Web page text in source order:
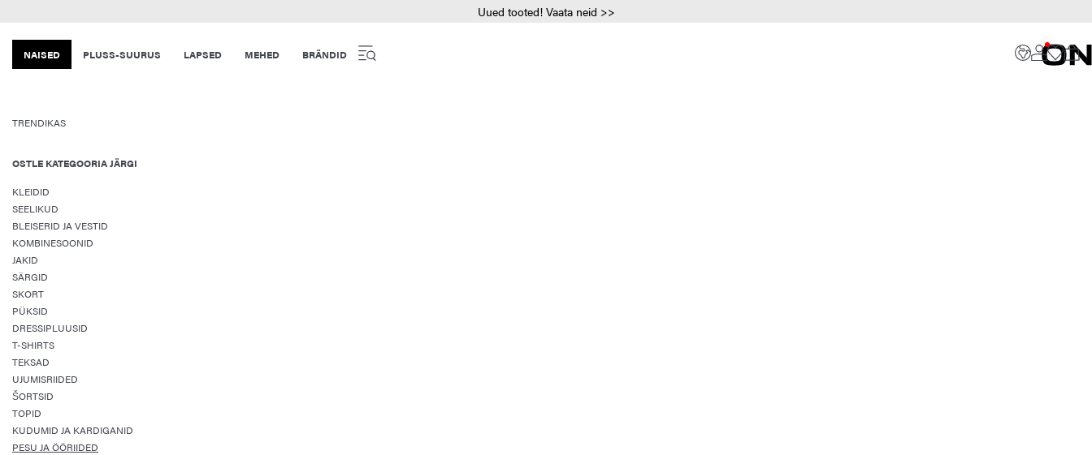
Uued tooted! Vaata neid >>
NAISED PLUSS-SUURUS LAPSED MEHED BRÄNDID
TRENDIKAS
OSTLE KATEGOORIA JÄRGI
KLEIDID
SEELIKUD
BLEISERID JA VESTID
KOMBINESOONID
JAKID
SÄRGID
SKORT
PÜKSID
DRESSIPLUUSID
T-SHIRTS
TEKSAD
UJUMISRIIDED
ŠORTSID
TOPID
KUDUMID JA KARDIGANID
PESU JA ÖÖRIIDED